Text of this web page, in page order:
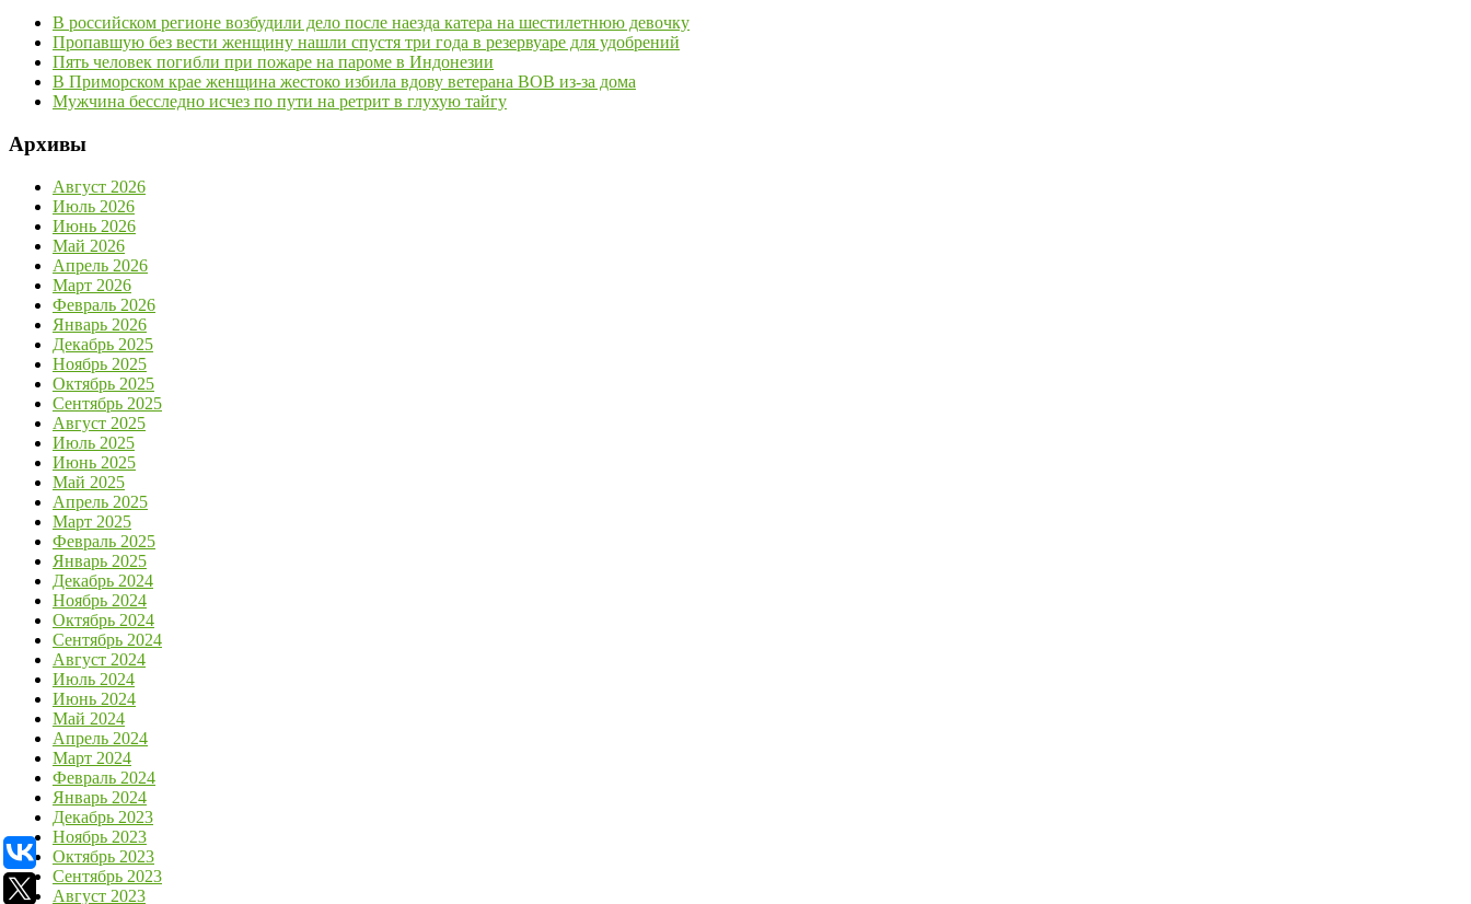
В российском регионе возбудили дело после наезда катера на шестилетнюю девочку
Пропавшую без вести женщину нашли спустя три года в резервуаре для удобрений
Пять человек погибли при пожаре на пароме в Индонезии
В Приморском крае женщина жестоко избила вдову ветерана ВОВ из-за дома
Мужчина бесследно исчез по пути на ретрит в глухую тайгу
Архивы
Август 2026
Июль 2026
Июнь 2026
Май 2026
Апрель 2026
Март 2026
Февраль 2026
Январь 2026
Декабрь 2025
Ноябрь 2025
Октябрь 2025
Сентябрь 2025
Август 2025
Июль 2025
Июнь 2025
Май 2025
Апрель 2025
Март 2025
Февраль 2025
Январь 2025
Декабрь 2024
Ноябрь 2024
Октябрь 2024
Сентябрь 2024
Август 2024
Июль 2024
Июнь 2024
Май 2024
Апрель 2024
Март 2024
Февраль 2024
Январь 2024
Декабрь 2023
Ноябрь 2023
Октябрь 2023
Сентябрь 2023
Август 2023